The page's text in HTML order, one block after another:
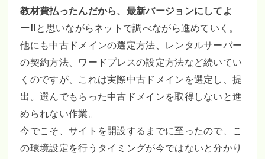
教材費払ったんだから、最新バージョンにしてよ
ー!!と思いながらネットで調べながら進めていく。
他にも中古ドメインの選定方法、レンタルサーバー
の契約方法、ワードプレスの設定方法など続いてい
くのですが、これは実際中古ドメインを選定し、提
出。選んでもらった中古ドメインを取得しないと進
められない作業。
今でこそ、サイトを開設するまでに至ったので、こ
の環境設定を行うタイミングが今ではないと分かり